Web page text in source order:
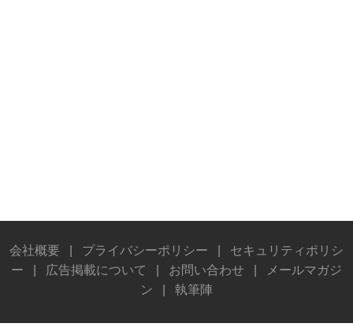
会社概要 プライバシーポリシー
セキュリティポリシ
ー
広告掲載について お問い合わせ
メールマガジ
ン
執筆陣